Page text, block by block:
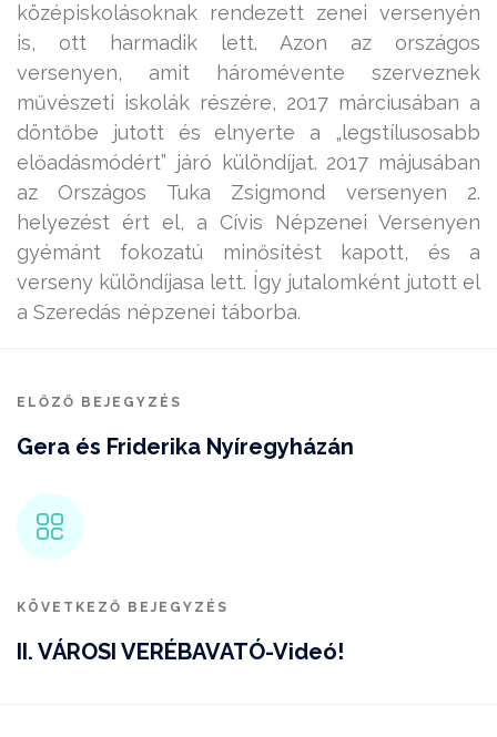
középiskolásoknak rendezett zenei versenyén
is, ott harmadik lett. Azon az országos
versenyen, amit háromévente szerveznek
művészeti iskolák részére, 2017 márciusában a
döntőbe jutott és elnyerte a „legstílusosabb
előadásmódért” járó különdíjat. 2017 májusában
az Országos Tuka Zsigmond versenyen 2.
helyezést ért el, a Cívis Népzenei Versenyen
gyémánt fokozatú minősítést kapott, és a
verseny különdíjasa lett. Így jutalomként jutott el
a Szeredás népzenei táborba.
ELŐZŐ BEJEGYZÉS
Gera és Friderika Nyíregyházán
KÖVETKEZŐ BEJEGYZÉS
II. VÁROSI VERÉBAVATÓ-Videó!